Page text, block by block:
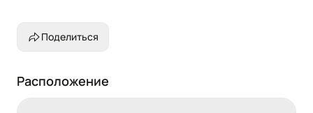
Поделиться
Расположение